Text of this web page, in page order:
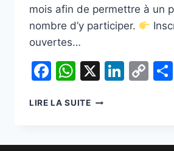
mois afin de permettre à un
nombre d’y participer.
ouvertes…
Facebook
WhatsApp
X
LIRE LA SUITEATELIER